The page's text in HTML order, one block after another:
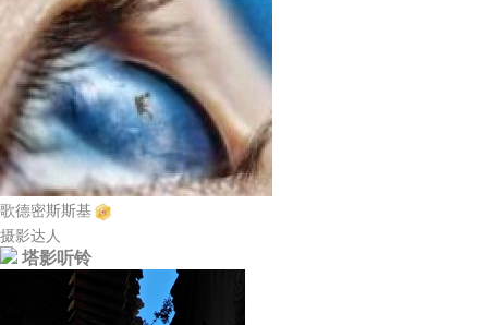
歌德密斯斯基
摄影达人
塔影听铃